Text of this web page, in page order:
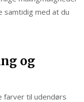
samtidig med at du
og
farver til udendørs